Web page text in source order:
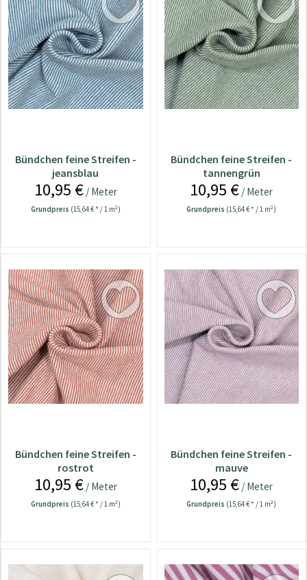
Bündchen feine Streifen -
jeansblau
10,95 €/ Meter
Grundpreis (15,64 € * / 1 m²)
Bündchen feine Streifen -
tannengrün
10,95 € / Meter
Grundpreis (15,64 € * / 1 m²)
Bündchen feine Streifen -
rostrot
10,95 €/ Meter
Grundpreis (15,64 € * / 1 m²)
Bündchen feine Streifen -
mauve
10,95 € / Meter
Grundpreis (15,64 € * / 1 m²)